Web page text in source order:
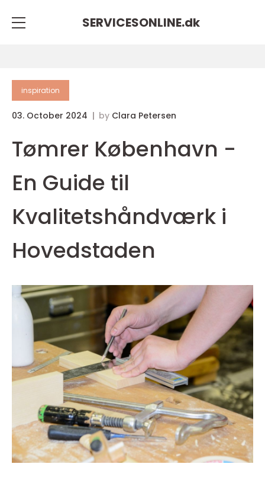
SERVICESONLINE.dk
inspiration
03. October 2024 by Clara Petersen
Tømrer København -
En Guide til
Kvalitetshåndværk i
Hovedstaden